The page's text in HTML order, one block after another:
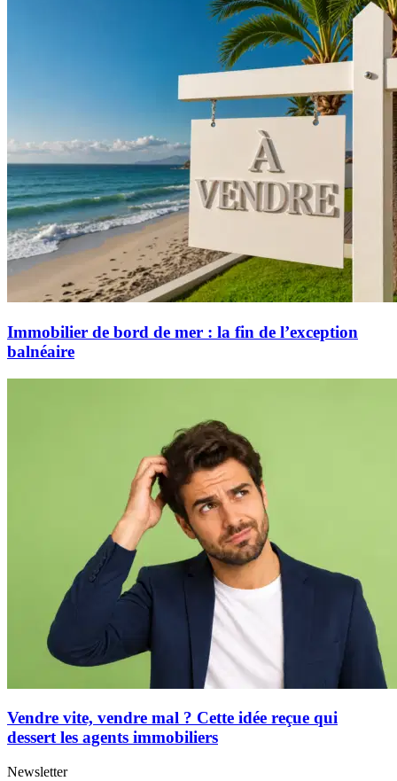
Immobilier de bord de mer : la fin de l’exception
balnéaire
Vendre vite, vendre mal ? Cette idée reçue qui
dessert les agents immobiliers
Newsletter